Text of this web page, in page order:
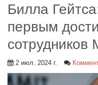
Билла
первым
сотрудников
2 июл. 2024 г.